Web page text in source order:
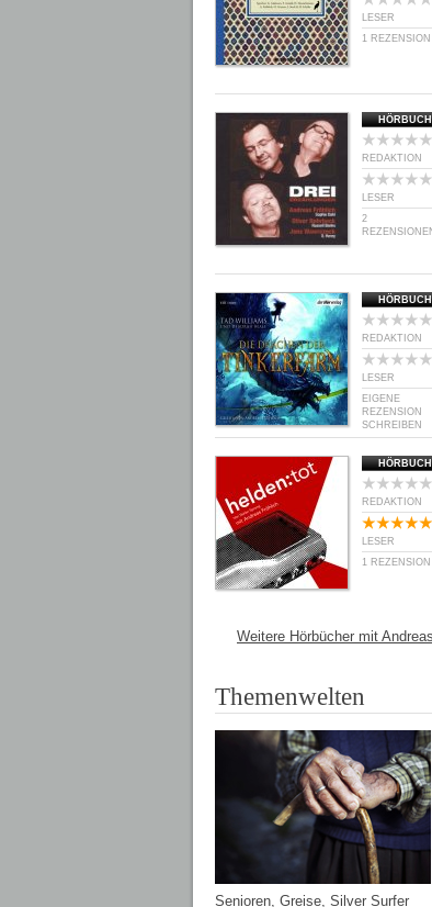
LESER
1 REZENSION
HÖRBUCH
REDAKTION
LESER
2
HÖRBUCH
REDAKTION
LESER
EIGENE
REZENSION
SCHREIBEN
HÖRBUCH
REDAKTION
LESER
1 REZENSION
Weitere Hörbücher mit
Themenwelten
Senioren, Greise, Silver Surfer